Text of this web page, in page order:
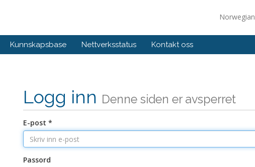
Norwegian
Kunnskapsbase Nettverksstatus Kontakt oss
Logg inn Denne siden er avsperret
E-post *
Passord